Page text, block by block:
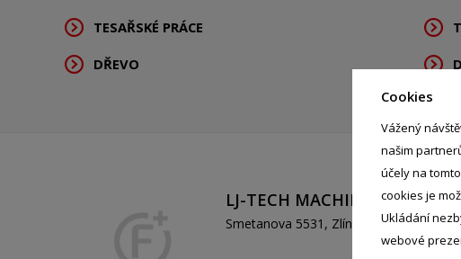
Cookies
Vážený
našim
účely na
cookies je
Ukládání
webové
TESAŘSKÉ PRÁCE
DŘEVO
LJ-TECH MACHINES s.r.o. - %
Smetanova 5531, Zlín - Zlín, 76001